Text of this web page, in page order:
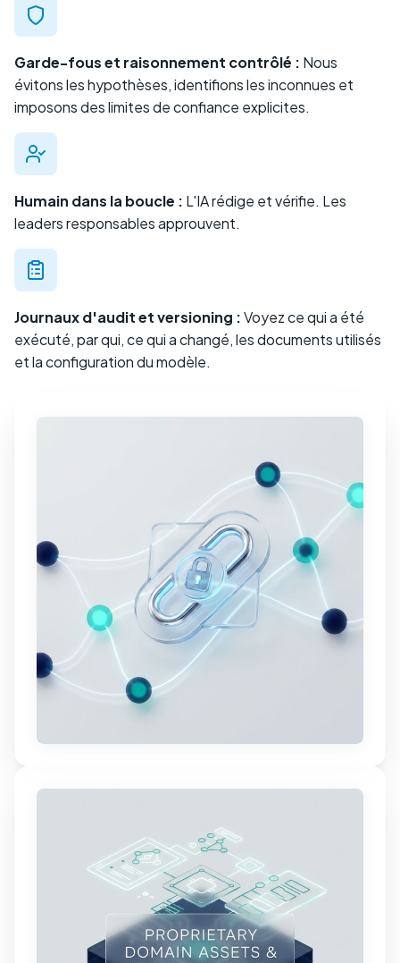
Garde-fous et raisonnement contrôlé : Nous
évitons les hypothèses, identifions les inconnues et
imposons des limites de confiance explicites.
Humain dans la boucle : L'IA rédige et vérifie. Les
leaders responsables approuvent.
Journaux d'audit et versioning :Voyez ce qui a été
exécuté, par qui, ce qui a changé, les documents utilisés
et la configuration du modèle.